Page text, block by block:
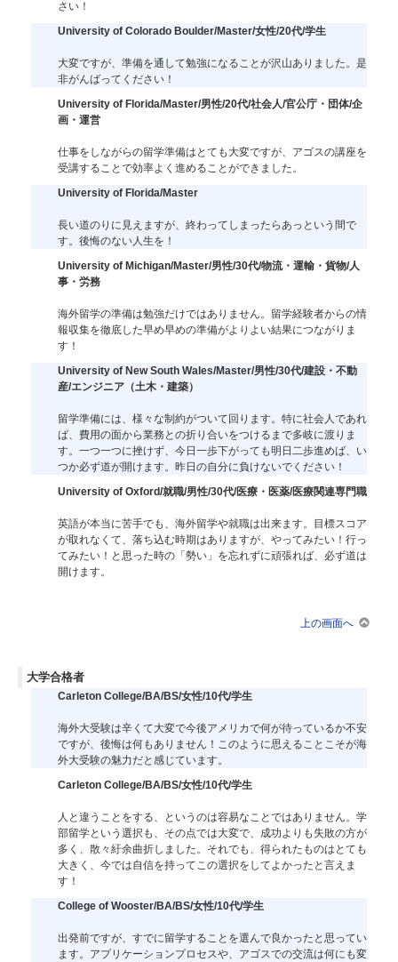
さい！
University of Colorado Boulder/Master/女性/20代/学生
大変ですが、準備を通して勉強になることが沢山ありました。是
非がんばってください！
University of Florida/Master/男性/20代/社会人/官公庁・団体/企
画・運営
仕事をしながらの留学準備はとても大変ですが、アゴスの講座を
受講することで効率よく進めることができました。
University of Florida/Master
長い道のりに見えますが、終わってしまったらあっという間で
す。後悔のない人生を！
University of Michigan/Master/男性/30代/物流・運輸・貨物/人
事・労務
海外留学の準備は勉強だけではありません。留学経験者からの情
報収集を徹底した早め早めの準備がよりよい結果につながりま
す！
University of New South Wales/Master/男性/30代/建設・不動
産/エンジニア（土木・建築）
留学準備には、様々な制約がついて回ります。特に社会人であれ
ば、費用の面から業務との折り合いをつけるまで多岐に渡りま
す。一つ一つに挫けず、今日一歩下がっても明日二歩進めば、い
つか必ず道が開けます。昨日の自分に負けないでください！
University of Oxford/就職/男性/30代/医療・医薬/医療関連専門職
英語が本当に苦手でも、海外留学や就職は出来ます。目標スコア
が取れなくて、落ち込む時期はありますが、やってみたい！行っ
てみたい！と思った時の「勢い」を忘れずに頑張れば、必ず道は
開けます。
上の画面へ
大学合格者
Carleton College/BA/BS/女性/10代/学生
海外大受験は辛くて大変で今後アメリカで何が待っているか不安
ですが、後悔は何もありません！このように思えることこそが海
外大受験の魅力だと感じています。
Carleton College/BA/BS/女性/10代/学生
人と違うことをする、というのは容易なことではありません。学
部留学という選択も、その点では大変で、成功よりも失敗の方が
多く、散々紆余曲折しました。それでも、得られたものはとても
大きく、今では自信を持ってこの選択をしてよかったと言えま
す！
College of Wooster/BA/BS/女性/10代/学生
出発前ですが、すでに留学することを選んで良かったと思ってい
ます。アプリケーションプロセスや、アゴスでの交流は何にも変